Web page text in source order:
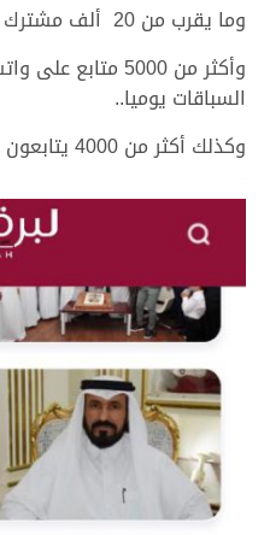
وما يقرب من 20 ألف مشترك على انستجرام..
وأكثر من 5000
السباقات يوميا..
وكذلك أكثر من 4000 يتابعون الروابط يوميا على تليجرام..